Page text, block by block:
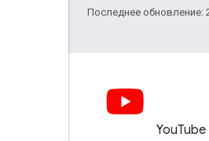
Последнее обновление:
YouTube